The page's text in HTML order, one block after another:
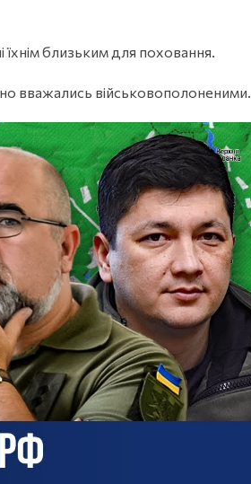
їхнім близьким для поховання.
вважались військовополоненими.